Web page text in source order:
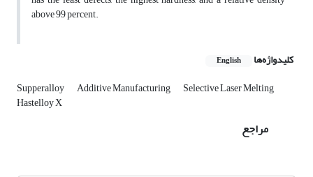
above 99 percent.
کلیدواژه‌ها English
Supperalloy Additive Manufacturing Selective Laser Melting
Hastelloy X
مراجع